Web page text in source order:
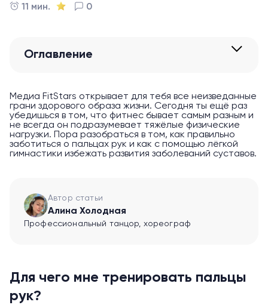
11 мин. 0
Оглавление
Медиа FitStars открывает для тебя все неизведанные
грани здорового образа жизни. Сегодня ты ещё раз
убедишься в том, что фитнес бывает самым разным и
не всегда он подразумевает тяжёлые физические
нагрузки. Пора разобраться в том, как правильно
заботиться о пальцах рук и как с помощью лёгкой
гимнастики избежать развития заболеваний суставов.
Автор статьи
Алина Холодная
Профессиональный танцор, хореограф
Для чего мне тренировать пальцы
рук?